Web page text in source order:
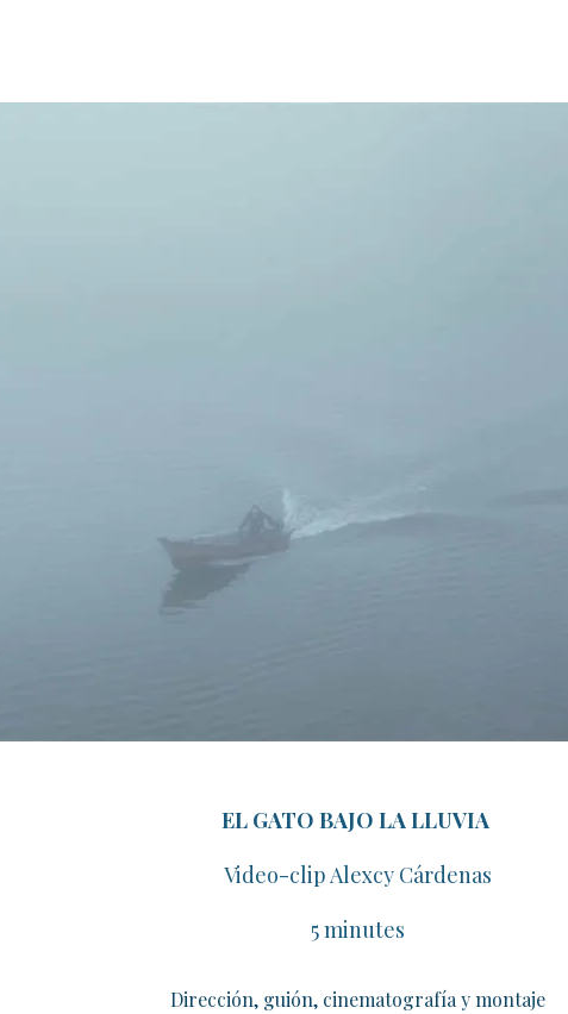
EL GATO BAJO LA LLUVIA
​Video-clip Alexcy Cárdenas
​5 minutes
Dirección, guión, cinematografía y montaje